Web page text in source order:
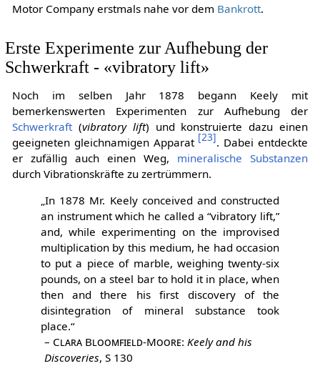
Motor Company erstmals nahe vor dem Bankrott.
Erste Experimente zur Aufhebung der
Schwerkraft - «vibratory lift»
Noch im selben Jahr 1878 begann Keely mit
bemerkenswerten Experimenten zur Aufhebung der
Schwerkraft(vibratory lift) und konstruierte dazu einen
geeigneten gleichnamigen Apparat [23]. Dabei entdeckte
er zufällig auch einen Weg, mineralische Substanzen
durch Vibrationskräfte zu zertrümmern.
„In 1878 Mr. Keely conceived and constructed
an instrument which he called a “vibratory lift,”
and, while experimenting on the improvised
multiplication by this medium, he had occasion
to put a piece of marble, weighing twenty-six
pounds, on a steel bar to hold it in place, when
then and there his first discovery of the
disintegration of mineral substance took
place.“
– Clara Bloomfield-Moore:Keely and his
Discoveries, S 130